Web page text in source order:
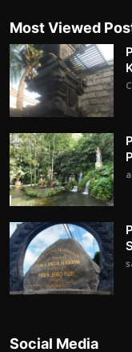
Most Viewed
Social Media